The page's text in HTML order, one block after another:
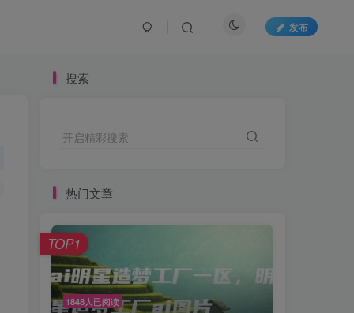
发布
搜索
开启精彩搜索
热门文章
1848人已阅读
TOP1